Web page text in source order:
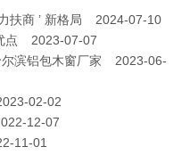
扶商 ’ 新格局
2024-07-10
点
2023-07-07
滨铝包木窗厂家
2023-06-
02-02
12-07
11-01